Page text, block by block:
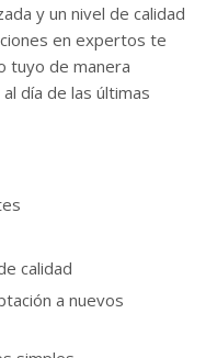
y un nivel de calidad
en expertos te
tuyo de manera
día de las últimas
calidad
a nuevos